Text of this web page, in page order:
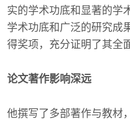
实的学术功底和显著的学
学术功底和广泛的研究成
得奖项，充分证明了其全
论文著作影响深远
他撰写了多部著作与教材